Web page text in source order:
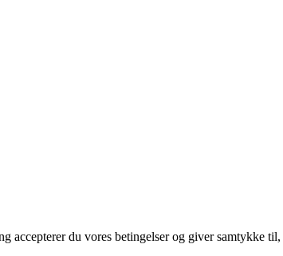
du vores betingelser og giver samtykke